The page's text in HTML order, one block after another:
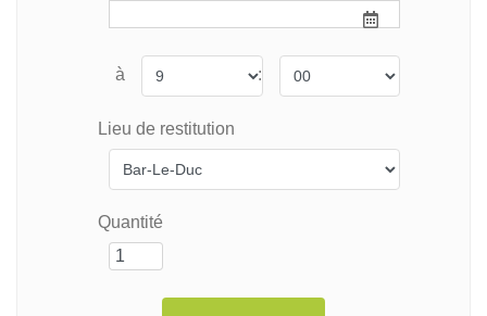
à :
Lieu de restitution
Quantité